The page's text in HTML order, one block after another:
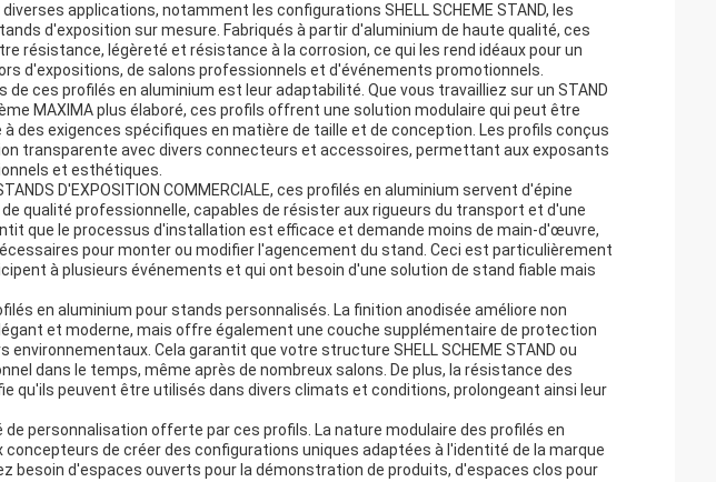
applications, notamment les configurations SHELL SCHEME STAND, les
d'exposition sur mesure. Fabriqués à partir d'aluminium de haute qualité, ces
résistance, légèreté et résistance à la corrosion, ce qui les rend idéaux pour un
d'expositions, de salons professionnels et d'événements promotionnels.
de ces profilés en aluminium est leur adaptabilité. Que vous travailliez sur un STAND
MAXIMA plus élaboré, ces profils offrent une solution modulaire qui peut être
des exigences spécifiques en matière de taille et de conception. Les profils conçus
transparente avec divers connecteurs et accessoires, permettant aux exposants
et esthétiques.
D'EXPOSITION COMMERCIALE, ces profilés en aluminium servent d'épine
qualité professionnelle, capables de résister aux rigueurs du transport et d'une
que le processus d'installation est efficace et demande moins de main-d'œuvre,
pour monter ou modifier l'agencement du stand. Ceci est particulièrement
à plusieurs événements et qui ont besoin d'une solution de stand fiable mais
en aluminium pour stands personnalisés. La finition anodisée améliore non
et moderne, mais offre également une couche supplémentaire de protection
Cela garantit que votre structure SHELL SCHEME STAND ou
dans le temps, même après de nombreux salons. De plus, la résistance des
qu'ils peuvent être utilisés dans divers climats et conditions, prolongeant ainsi leur
personnalisation offerte par ces profils. La nature modulaire des profilés en
de créer des configurations uniques adaptées à l'identité de la marque
besoin d'espaces ouverts pour la démonstration de produits, d'espaces clos pour